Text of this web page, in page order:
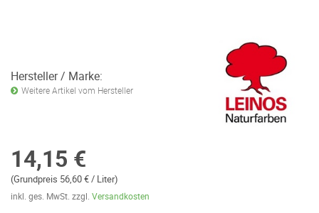
Hersteller / Marke:
Weitere Artikel vom Hersteller
14,15 €
(Grundpreis 56,60 € / Liter)
inkl. ges. MwSt. zzgl. Versandkosten